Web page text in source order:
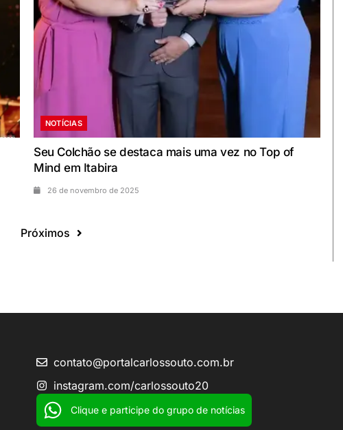
NOTÍCIAS
Seu Colchão se destaca mais uma vez no Top of
Mind em Itabira
26 de novembro de 2025
Próximos
contato@portalcarlossouto.com.br
instagram.com/carlossouto20
Clique e participe do grupo de notícias